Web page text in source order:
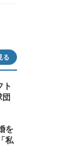
る
ト
団
を
私